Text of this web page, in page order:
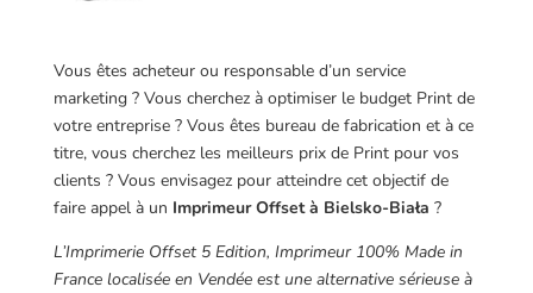
Vous êtes acheteur ou responsable d’un service
marketing ? Vous cherchez à optimiser le budget Print de
votre entreprise ? Vous êtes bureau de fabrication et à ce
titre, vous cherchez les meilleurs prix de Print pour vos
clients ? Vous envisagez pour atteindre cet objectif de
faire appel à un Imprimeur Offset à Bielsko-Biała ?
L’Imprimerie Offset 5 Edition, Imprimeur 100% Made in
France localisée en Vendée est une alternative sérieuse à